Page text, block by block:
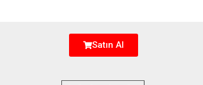
Satın Al